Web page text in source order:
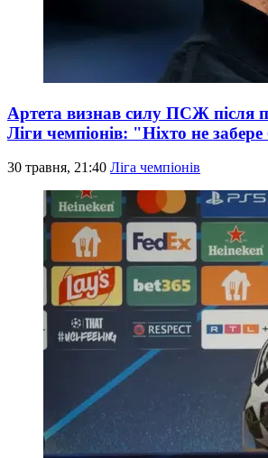
Артета визнав силу ПСЖ після
Ліги чемпіонів: "Ніхто не забере
30 травня, 21:40 Ліга чемпіонів